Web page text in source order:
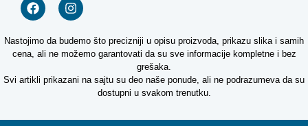
Nastojimo da budemo što precizniji u opisu proizvoda, prikazu slika i samih
cena, ali ne možemo garantovati da su sve informacije kompletne i bez
grešaka.
Svi artikli prikazani na sajtu su deo naše ponude, ali ne podrazumeva da su
dostupni u svakom trenutku.